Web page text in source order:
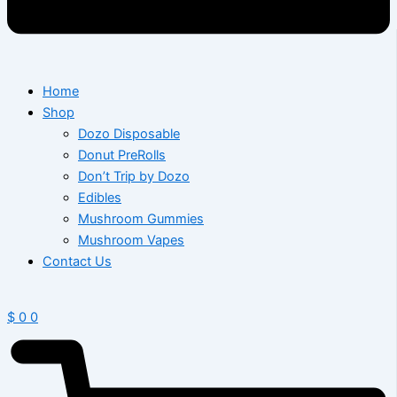
Home
Shop
Dozo Disposable
Donut PreRolls
Don’t Trip by Dozo
Edibles
Mushroom Gummies
Mushroom Vapes
Contact Us
$ 0 0